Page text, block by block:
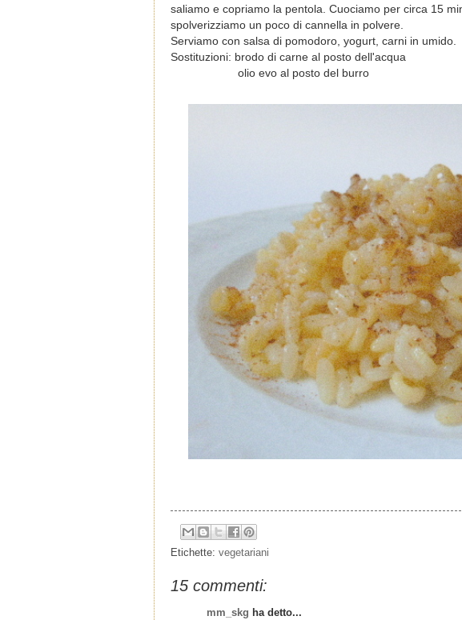
saliamo e copriamo la pentola. Cuociamo per circa 15
spolverizziamo un poco di cannella in polvere.
Serviamo con salsa di pomodoro, yogurt, carni in umido.
Sostituzioni: brodo di carne al posto dell'acqua
olio evo al posto del burro
Etichette: vegetariani
15 commenti:
mm_skg ha detto...